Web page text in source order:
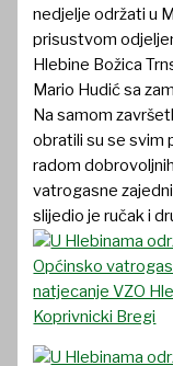
nedjelje održati u
prisustvom
Hlebine Božica
Mario Hudić sa
Na samom
obratili su se svim
radom
vatrogasne
slijedio je ručak i